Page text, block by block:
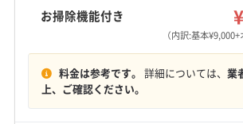
板野郡藍住町
名西郡石井町 名東郡佐那
9:00〜18:00
定休日
お掃除機能付き
（内訳:基本
料金は参考です。 詳細については、 業
上、ご確認ください。